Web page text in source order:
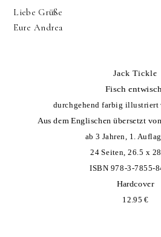
Liebe Grüße
Eure Andrea
Jack Tickle
Fisch
durchgehend farbig illustriert
Aus dem Englischen übersetzt
ab 3 Jahren, 1.
24 Seiten, 26.5 x
ISBN 978-3-7855-
Hardcover
12.95 €